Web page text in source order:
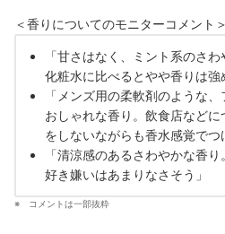
＜香りについてのモニターコメント＞
「甘さはなく、ミント系のさ
化粧水に比べるとやや香りは強
「メンズ用の柔軟剤のような
おしゃれな香り。飲食店など
をしないながらも香水感覚でつ
「清涼感のあるさわやかな香
好き嫌いはあまりなさそう」
コメントは一部抜粋